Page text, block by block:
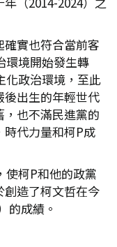
實也符合當前客
環境開始發生轉
化政治環境，至此
出生的年輕世代
也不滿民進黨的
代力量和柯P成
使柯P和他的政黨
造了柯文哲在今
的成績。